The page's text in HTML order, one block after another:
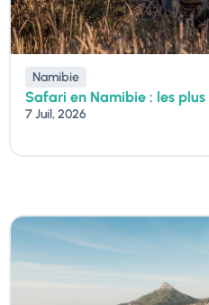
Namibie
Safari en Namibie : les
7 Juil, 2026